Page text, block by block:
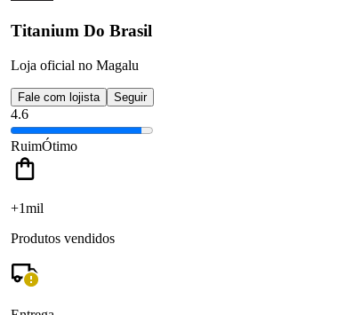
Titanium Do Brasil
Loja oficial no Magalu
Fale com lojista Seguir
4.6
RuimÓtimo
+1mil
Produtos vendidos